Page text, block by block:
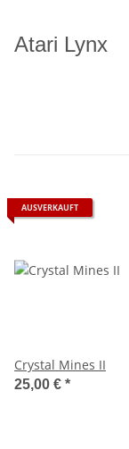
Atari Lynx
AUSVERKAUFT
Crystal Mines II
25,00 € *